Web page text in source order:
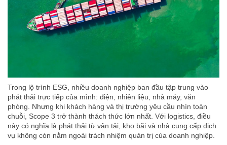
Trong lộ trình ESG, nhiều doanh nghiệp ban đầu tập trung vào
phát thải trực tiếp của mình: điện, nhiên liệu, nhà máy, văn
phòng. Nhưng khi khách hàng và thị trường yêu cầu nhìn toàn
chuỗi, Scope 3 trở thành thách thức lớn nhất. Với logistics, điều
này có nghĩa là phát thải từ vận tải, kho bãi và nhà cung cấp dịch
vụ không còn nằm ngoài trách nhiệm quản trị của doanh nghiệp.